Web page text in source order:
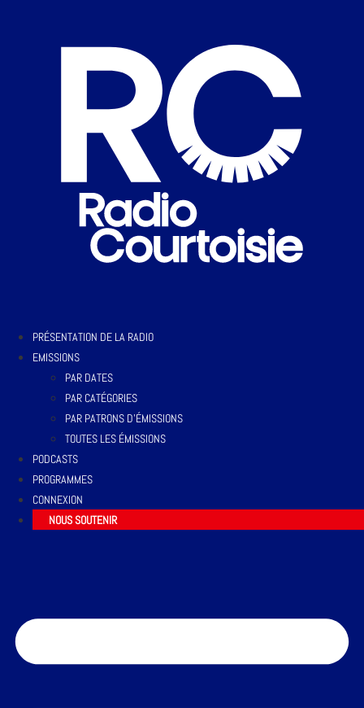
PRÉSENTATION DE LA RADIO
EMISSIONS
PAR DATES
PAR CATÉGORIES
PAR PATRONS D’ÉMISSIONS
TOUTES LES ÉMISSIONS
PODCASTS
PROGRAMMES
CONNEXION
NOUS SOUTENIR